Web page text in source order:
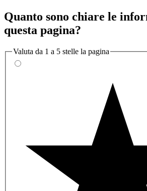
Quanto sono chiare le
questa pagina?
Valuta da 1 a 5 stelle la pagina